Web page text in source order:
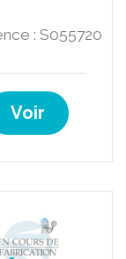
: S055720
Voir